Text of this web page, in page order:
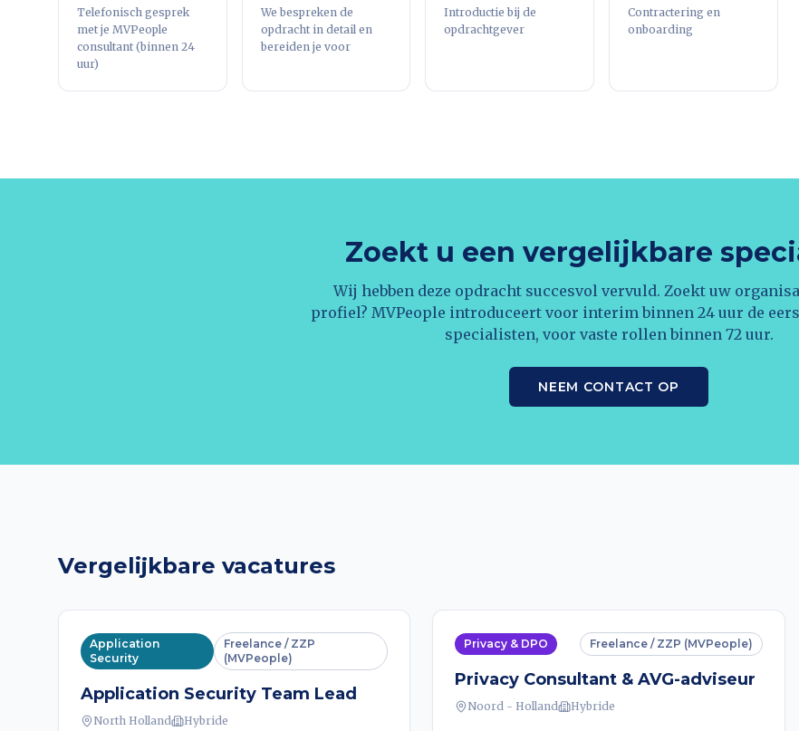
Telefonisch gesprek
met je MVPeople
consultant (binnen 24
uur)
We bespreken de
opdracht in detail en
bereiden je voor
Introductie bij de
opdrachtgever
Contractering en
onboarding
Zoekt u een vergelijkbare
Wij hebben deze opdracht succesvol vervuld. Zoekt uw
profiel? MVPeople introduceert voor interim binnen 24 uur de
specialisten, voor vaste rollen binnen 72 uur.
NEEM CONTACT OP
Vergelijkbare vacatures
Application
Security
Freelance / ZZP
(MVPeople)
Application Security Team Lead
North Holland Hybride
Privacy & DPO Freelance / ZZP (MVPeople)
Privacy Consultant & AVG-adviseur
Noord - Holland Hybride